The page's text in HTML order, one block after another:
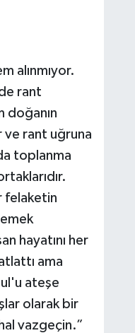
alınmıyor.
rant
doğanın
ve rant uğruna
toplanma
felaketin
hayatını her
ama
ateşe
olarak bir
vazgeçin.”